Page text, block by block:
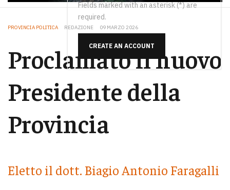
Fields marked with an asterisk (*) are
required.
CREATE AN ACCOUNT
PROVINCIA POLITICA REDAZIONE 09 MARZO 2026
Proclamato il nuovo
Presidente della
Provincia
Eletto il dott. Biagio Antonio Faragalli